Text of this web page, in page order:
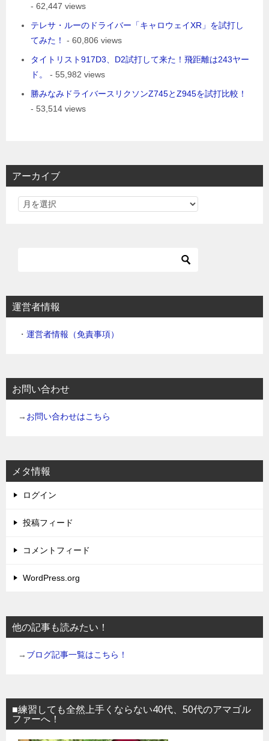
- 62,447 views
テレサ・ルーのドライバー「キャロウェイXR」を試打し
てみた！
- 60,806 views
タイトリスト917D3、D2試打して来た！飛距離は243ヤー
ド。
- 55,982 views
勝みなみドライバースリクソンZ745とZ945を試打比較！
- 53,514 views
アーカイブ
運営者情報
・ 運営者情報（免責事項）
お問い合わせ
→ お問い合わせはこちら
メタ情報
ログイン
投稿フィード
コメントフィード
WordPress.org
他の記事も読みたい！
→ ブログ記事一覧はこちら！
■練習しても全然上手くならない40代、50代のアマゴル
ファーへ！